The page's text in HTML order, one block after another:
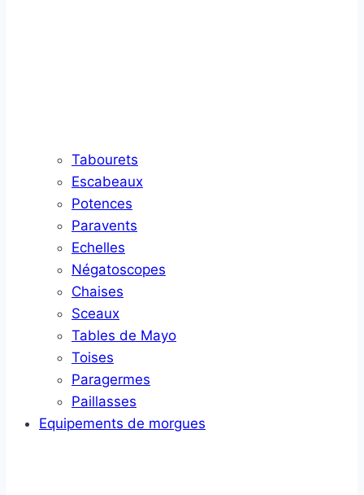
Tabourets
Escabeaux
Potences
Paravents
Echelles
Négatoscopes
Chaises
Sceaux
Tables de Mayo
Toises
Paragermes
Paillasses
Equipements de morgues